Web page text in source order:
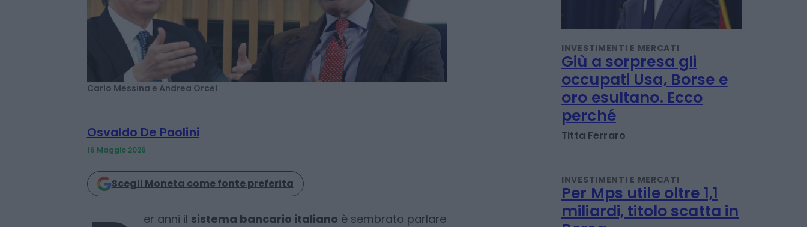
Osvaldo De Paolini
INVESTIMENTI E MERCATI
Giù a sorpresa gli
occupati Usa, Borse e
Titta Ferraro